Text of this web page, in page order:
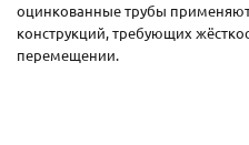
оцинкованные трубы
конструкций, требующих
перемещении.